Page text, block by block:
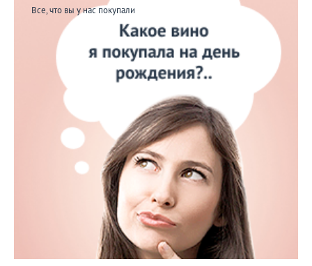
Все, что вы у нас покупали